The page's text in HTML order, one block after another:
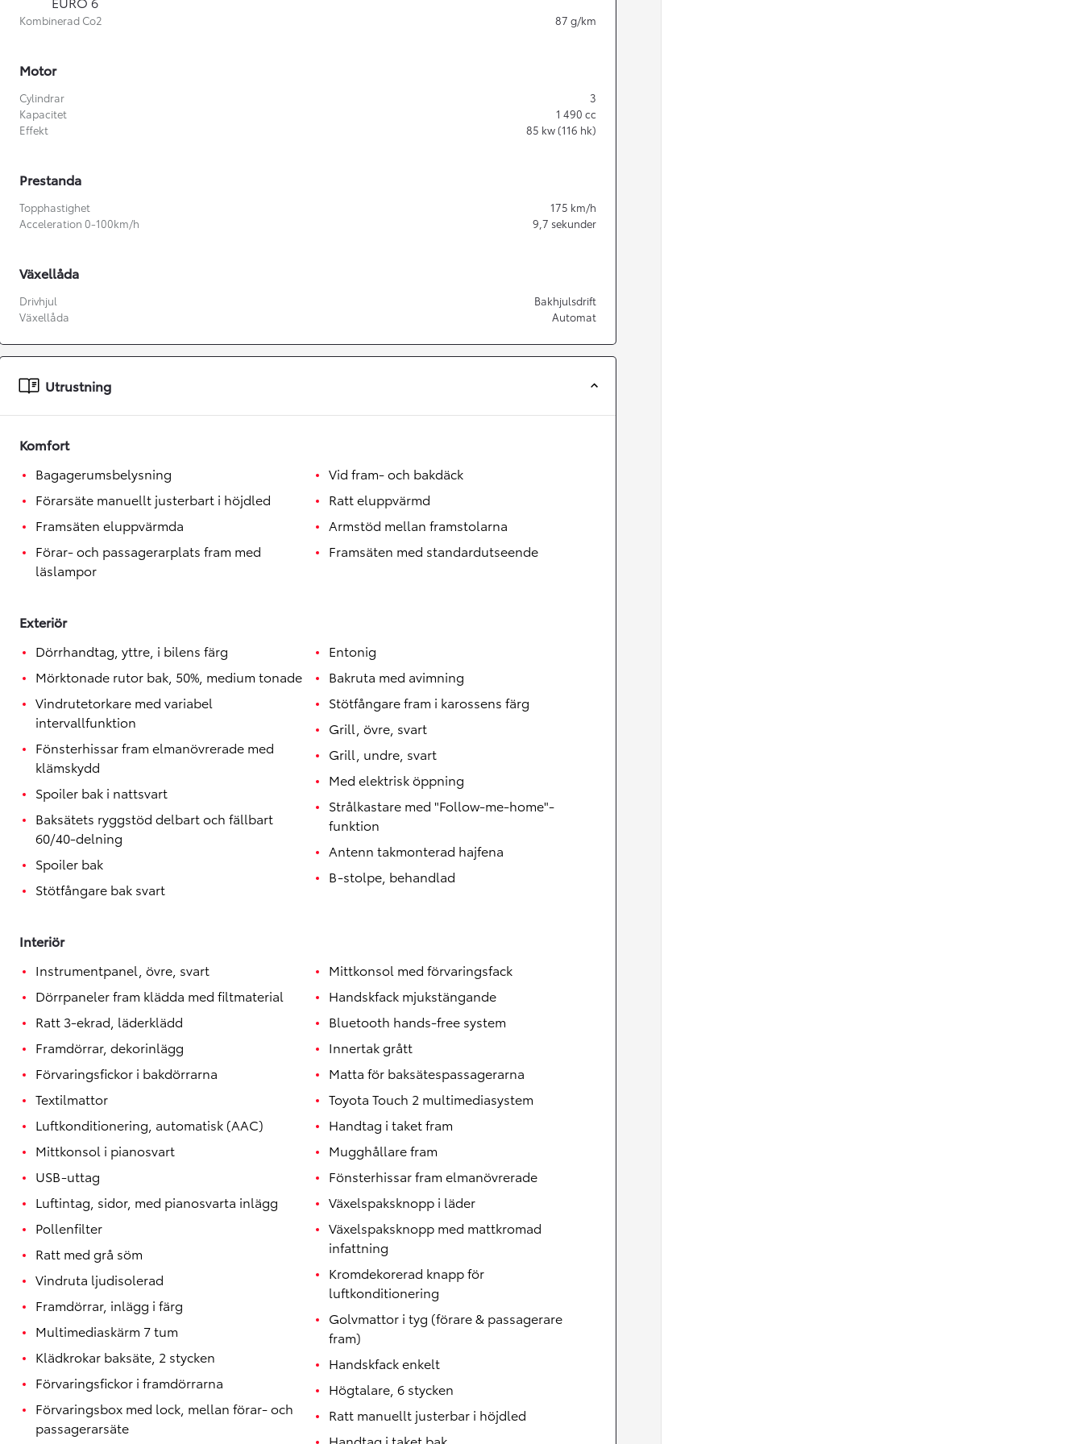
Från 360 900 kr
Från 3 548 kr/mån
Från 350 900 kr
Från 3 450 kr/mån
Nya GR GT
Kombinerad Co2 87 g/km
Motor
Cylindrar
3
Kapacitet
1 490 cc
Effekt
85 kw (116 hk)
Prestanda
Topphastighet 175 km/h
Acceleration 0-100km/h
9,7 sekunder
Växellåda
Drivhjul
Bakhjulsdrift
Växellåda
Automat
Utrustning
Komfort
Bagagerumsbelysning
Förarsäte manuellt justerbart i höjdled
Framsäten eluppvärmda
Förar- och passagerarplats fram med
läslampor
Vid fram- och bakdäck
Ratt eluppvärmd
Armstöd mellan framstolarna
Framsäten med standardutseende
Exteriör
Dörrhandtag, yttre, i bilens färg
Mörktonade rutor bak, 50%, medium tonade
Vindrutetorkare med variabel
intervallfunktion
Fönsterhissar fram elmanövrerade med
klämskydd
Spoiler bak i nattsvart
Baksätets ryggstöd delbart och fällbart
60/40-delning
Spoiler bak
Stötfångare bak svart
Entonig
Bakruta med avimning
Stötfångare fram i karossens färg
Grill, övre, svart
Grill, undre, svart
Med elektrisk öppning
Strålkastare med "Follow-me-home"-
funktion
Antenn takmonterad hajfena
B-stolpe, behandlad
Interiör
Instrumentpanel, övre, svart
Dörrpaneler fram klädda med filtmaterial
Ratt 3-ekrad, läderklädd
Framdörrar, dekorinlägg
Förvaringsfickor i bakdörrarna
Textilmattor
Luftkonditionering, automatisk (AAC)
Mittkonsol i pianosvart
USB-uttag
Luftintag, sidor, med pianosvarta inlägg
Pollenfilter
Ratt med grå söm
Vindruta ljudisolerad
Framdörrar, inlägg i färg
Multimediaskärm 7 tum
Klädkrokar baksäte, 2 stycken
Förvaringsfickor i framdörrarna
Förvaringsbox med lock, mellan förar- och
passagerarsäte
Mittkonsol med förvaringsfack
Handskfack mjukstängande
Bluetooth hands-free system
Innertak grått
Matta för baksätespassagerarna
Toyota Touch 2 multimediasystem
Handtag i taket fram
Mugghållare fram
Fönsterhissar fram elmanövrerade
Växelspaksknopp i läder
Växelspaksknopp med mattkromad
infattning
Kromdekorerad knapp för
luftkonditionering
Golvmattor i tyg (förare & passagerare
fram)
Handskfack enkelt
Högtalare, 6 stycken
Ratt manuellt justerbar i höjdled